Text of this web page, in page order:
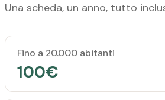
Una scheda, un anno, tutto
Popolazione del comune
Fino a 20.000 abitanti
100€